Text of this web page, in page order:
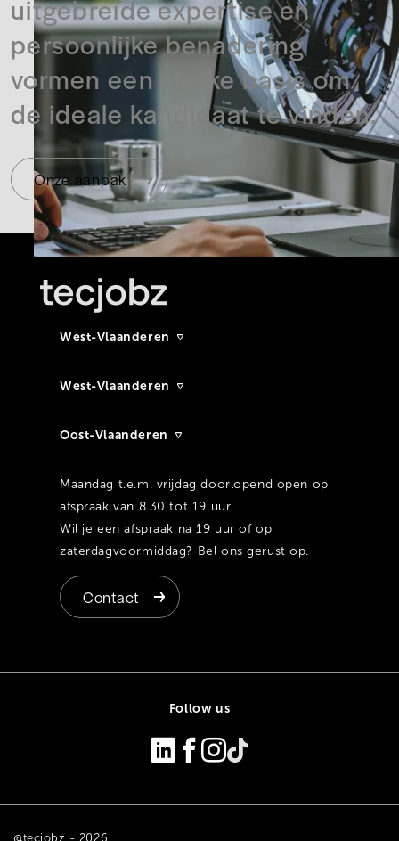
uitgebreide expertise en
persoonlijke benadering
vormen een sterke basis om
de ideale kandidaat te vinden.
Onze aanpak
West-Vlaanderen
West-Vlaanderen
Oost-Vlaanderen
Maandag t.e.m. vrijdag doorlopend open op
afspraak van 8.30 tot 19 uur.
Wil je een afspraak na 19 uur of op
zaterdagvoormiddag? Bel ons gerust op.
Contact
Follow us
@tecjobz - 2026